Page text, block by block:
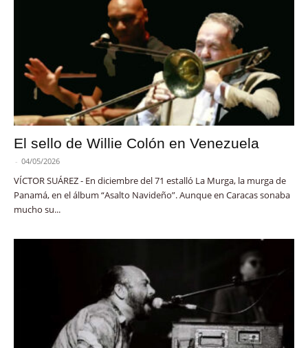
El sello de Willie Colón en Venezuela
- 04/05/2026
VÍCTOR SUÁREZ - En diciembre del 71 estalló La Murga, la murga de
Panamá, en el álbum “Asalto Navideño”. Aunque en Caracas sonaba
mucho su...